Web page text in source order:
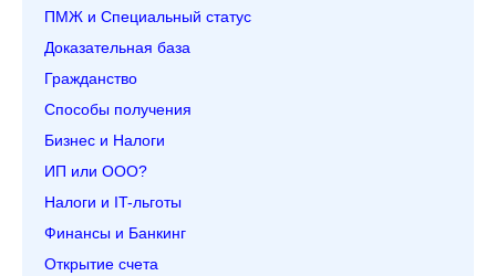
ПМЖ и Специальный статус
Доказательная база
Гражданство
Способы получения
Бизнес и Налоги
ИП или ООО?
Налоги и IT-льготы
Финансы и Банкинг
Открытие счета